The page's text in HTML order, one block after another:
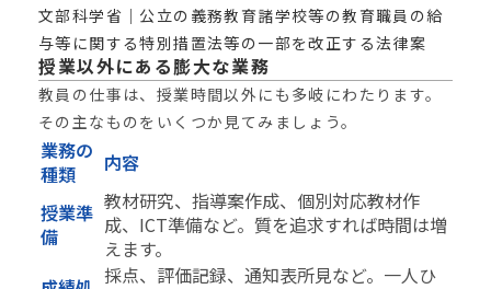
文部科学省｜公立の義務教育諸学校等の教育職員の給
与等に関する特別措置法等の一部を改正する法律案
授業以外にある膨大な業務
教員の仕事は、授業時間以外にも多岐にわたります。
その主なものをいくつか見てみましょう。
業務の
種類
内容
授業準
備
教材研究、指導案作成、個別対応教材作
成、ICT準備など。質を追求すれば時間は増
えます。
採点、評価記録、通知表所見など。一人ひ